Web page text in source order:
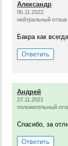
Александр
06.11.2022
нейтральный отзыв
Бакра как
Ответить
Андрей
27.11.2021
положительный
Спасибо, за
Ответить